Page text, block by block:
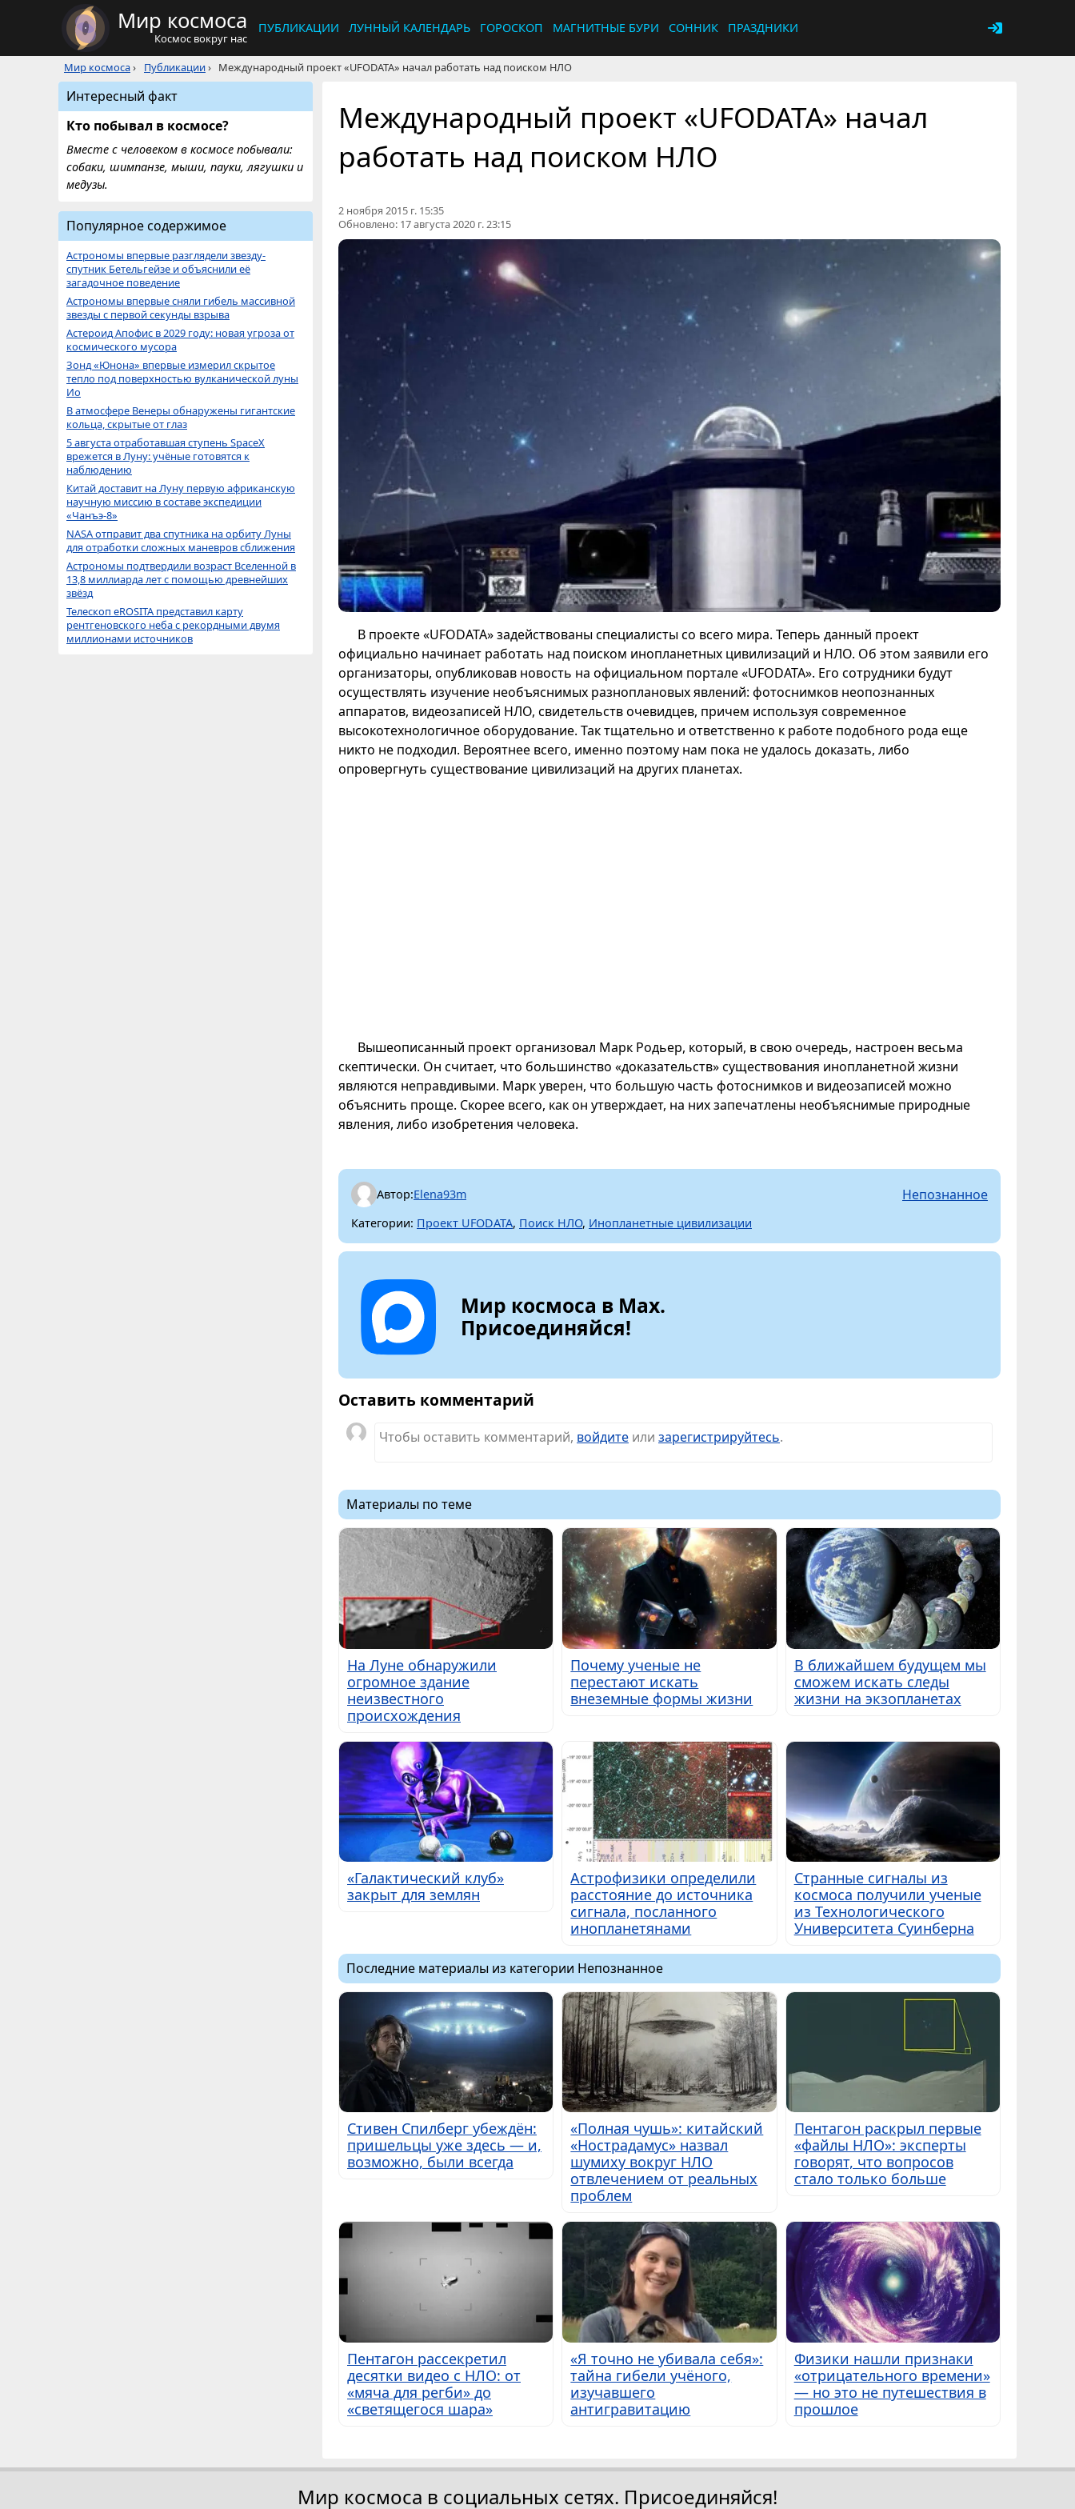
Мир космоса
Космос вокруг нас
ПУБЛИКАЦИИ ЛУННЫЙ КАЛЕНДАРЬ ГОРОСКОП МАГНИТНЫЕ БУРИ СОННИК ПРАЗДНИКИ
Мир космоса› Публикации› Международный проект «UFODATA» начал работать над поиском НЛО
Международный проект «UFODATA» начал
работать над поиском НЛО
2 ноября 2015 г. 15:35
Обновлено: 17 августа 2020 г. 23:15
В проекте «UFODATA» задействованы специалисты со всего мира. Теперь данный проект
официально начинает работать над поиском инопланетных цивилизаций и НЛО. Об этом заявили его
организаторы, опубликовав новость на официальном портале «UFODATA». Его сотрудники будут
осуществлять изучение необъяснимых разноплановых явлений: фотоснимков неопознанных
аппаратов, видеозаписей НЛО, свидетельств очевидцев, причем используя современное
высокотехнологичное оборудование. Так тщательно и ответственно к работе подобного рода еще
никто не подходил. Вероятнее всего, именно поэтому нам пока не удалось доказать, либо
опровергнуть существование цивилизаций на других планетах.
Вышеописанный проект организовал Марк Родьер, который, в свою очередь, настроен весьма
скептически. Он считает, что большинство «доказательств» существования инопланетной жизни
являются неправдивыми. Марк уверен, что большую часть фотоснимков и видеозаписей можно
объяснить проще. Скорее всего, как он утверждает, на них запечатлены необъяснимые природные
явления, либо изобретения человека.
Автор:Elena93m Непознанное
Категории: Проект UFODATA, Поиск НЛО, Инопланетные цивилизации
Мир космоса в Max.
Присоединяйся!
Оставить комментарий
Чтобы оставить комментарий, войдите или зарегистрируйтесь.
Материалы по теме
На Луне обнаружили
огромное здание
неизвестного
происхождения
Почему ученые не
перестают искать
внеземные формы жизни
В ближайшем будущем мы
сможем искать следы
жизни на экзопланетах
«Галактический клуб»
закрыт для землян
Астрофизики определили
расстояние до источника
сигнала, посланного
инопланетянами
Странные сигналы из
космоса получили ученые
из Технологического
Университета Суинберна
Последние материалы из категории Непознанное
Стивен Спилберг убеждён:
пришельцы уже здесь — и,
возможно, были всегда
«Полная чушь»: китайский
«Нострадамус» назвал
шумиху вокруг НЛО
отвлечением от реальных
проблем
Пентагон раскрыл первые
«файлы НЛО»: эксперты
говорят, что вопросов
стало только больше
Пентагон рассекретил
десятки видео с НЛО: от
«мяча для регби» до
«светящегося шара»
«Я точно не убивала себя»:
тайна гибели учёного,
изучавшего
антигравитацию
Физики нашли признаки
«отрицательного времени»
— но это не путешествия в
прошлое
Интересный факт
Кто побывал в космосе?
Вместе с человеком в космосе побывали:
собаки, шимпанзе, мыши, пауки, лягушки и
медузы.
Популярное содержимое
Астрономы впервые разглядели звезду-
спутник Бетельгейзе и объяснили её
загадочное поведение
Астрономы впервые сняли гибель массивной
звезды с первой секунды взрыва
Астероид Апофис в 2029 году: новая угроза от
космического мусора
Зонд «Юнона» впервые измерил скрытое
тепло под поверхностью вулканической луны
Ио
В атмосфере Венеры обнаружены гигантские
кольца, скрытые от глаз
5 августа отработавшая ступень SpaceX
врежется в Луну: учёные готовятся к
наблюдению
Китай доставит на Луну первую африканскую
научную миссию в составе экспедиции
«Чанъэ-8»
NASA отправит два спутника на орбиту Луны
для отработки сложных маневров сближения
Астрономы подтвердили возраст Вселенной в
13,8 миллиарда лет с помощью древнейших
звёзд
Телескоп eROSITA представил карту
рентгеновского неба с рекордными двумя
миллионами источников
Мир космоса в социальных сетях. Присоединяйся!